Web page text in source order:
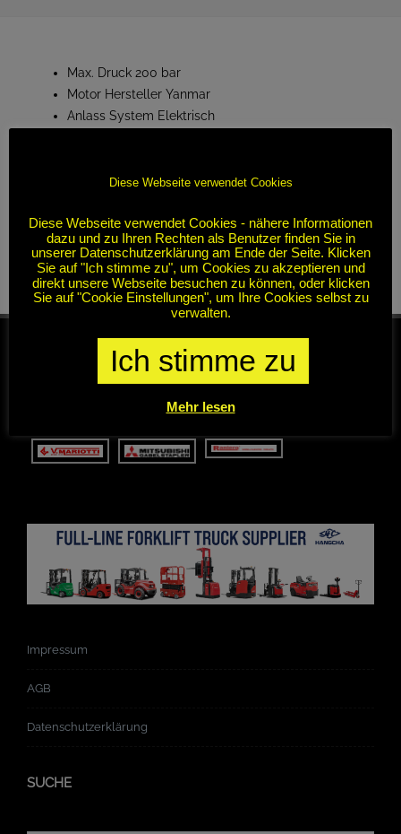
Max. Druck 200 bar
Motor Hersteller Yanmar
Anlass System Elektrisch
Impressum
AGB
Datenschutzerklärung
SUCHE
Diese Webseite verwendet Cookies
Diese Webseite verwendet Cookies - nähere Informationen
dazu und zu Ihren Rechten als Benutzer finden Sie in
unserer Datenschutzerklärung am Ende der Seite. Klicken
Sie auf "Ich stimme zu", um Cookies zu akzeptieren und
direkt unsere Webseite besuchen zu können, oder klicken
Sie auf "Cookie Einstellungen", um Ihre Cookies selbst zu
verwalten.
Ich stimme zu
Mehr lesen